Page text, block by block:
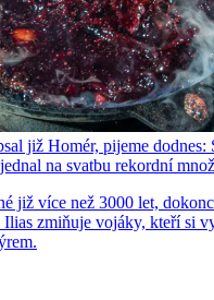
již Homér, pijeme dodnes:
na svatbu rekordní
již více než 3000 let,
zmiňuje vojáky, kteří si